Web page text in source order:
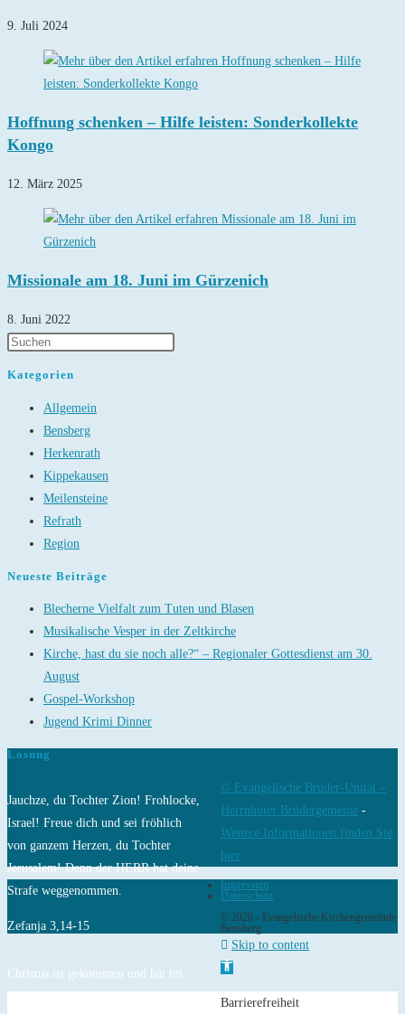
9. Juli 2024
Hoffnung schenken – Hilfe leisten: Sonderkollekte
Kongo
12. März 2025
Missionale am 18. Juni im Gürzenich
8. Juni 2022
Kategorien
Allgemein
Bensberg
Herkenrath
Kippekausen
Meilensteine
Refrath
Region
Neueste Beiträge
Blecherne Vielfalt zum Tuten und Blasen
Musikalische Vesper in der Zeltkirche
Kirche, hast du sie noch alle?“ – Regionaler Gottesdienst am 30.
August
Gospel-Workshop
Jugend Krimi Dinner
Losung
Jauchze, du Tochter Zion! Frohlocke,
Israel! Freue dich und sei fröhlich
von ganzem Herzen, du Tochter
Jerusalem! Denn der HERR hat deine
Strafe weggenommen.
Zefanja 3,14-15
Christus ist gekommen und hat im
© Evangelische Brüder-Unität –
Herrnhuter Brüdergemeine -
Weitere Informationen finden Sie
hier
Impressum
Datenschutz
© 2026 - Evangelische Kirchengemeinde
Bensberg
Skip to content
Open toolbar
Barrierefreiheit